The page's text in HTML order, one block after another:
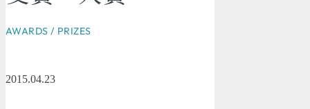
AWARDS / PRIZES
2015.04.23